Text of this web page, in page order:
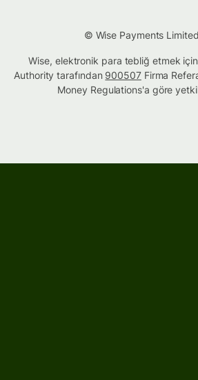
© Wise Payments
Wise, elektronik para tebliğ etmek
Authority tarafından 900507Firma
Money Regulations'a göre